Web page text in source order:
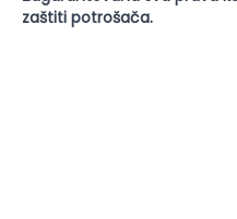
zaštiti potrošača.